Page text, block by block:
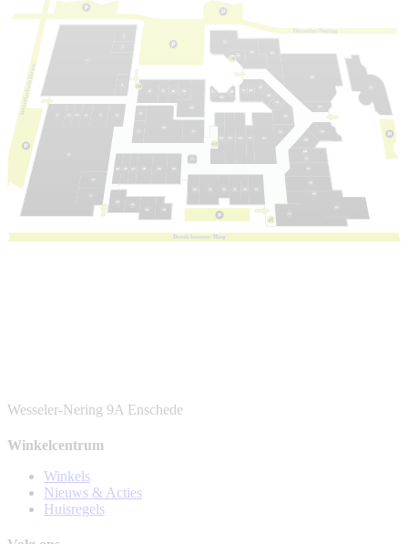
W s s eler-Nering
Broek heurne- R ing
W
elerbrin
k
laan
Wesseler-Nering 9A Enschede
Winkelcentrum
Winkels
Nieuws & Acties
Huisregels